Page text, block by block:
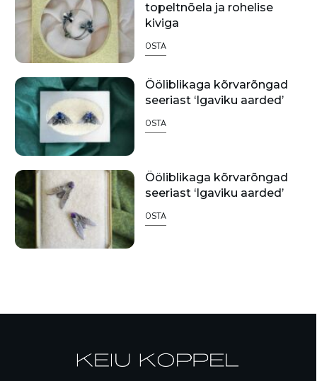
topeltnõela ja rohelise
kiviga
OSTA
Ööliblikaga kõrvarõngad
seeriast ‘Igaviku aarded’
OSTA
Ööliblikaga kõrvarõngad
seeriast ‘Igaviku aarded’
OSTA